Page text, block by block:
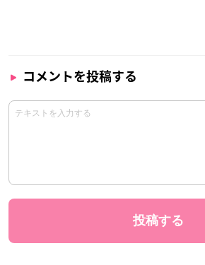
コメントを投稿する